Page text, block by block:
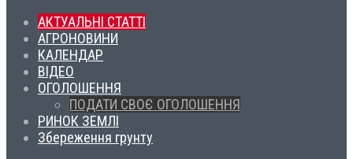
АКТУАЛЬНІ СТАТТІ
АГРОНОВИНИ
КАЛЕНДАР
ВІДЕО
ОГОЛОШЕННЯ
ПОДАТИ СВОЄ ОГОЛОШЕННЯ
РИНОК ЗЕМЛІ
Збереження грунту